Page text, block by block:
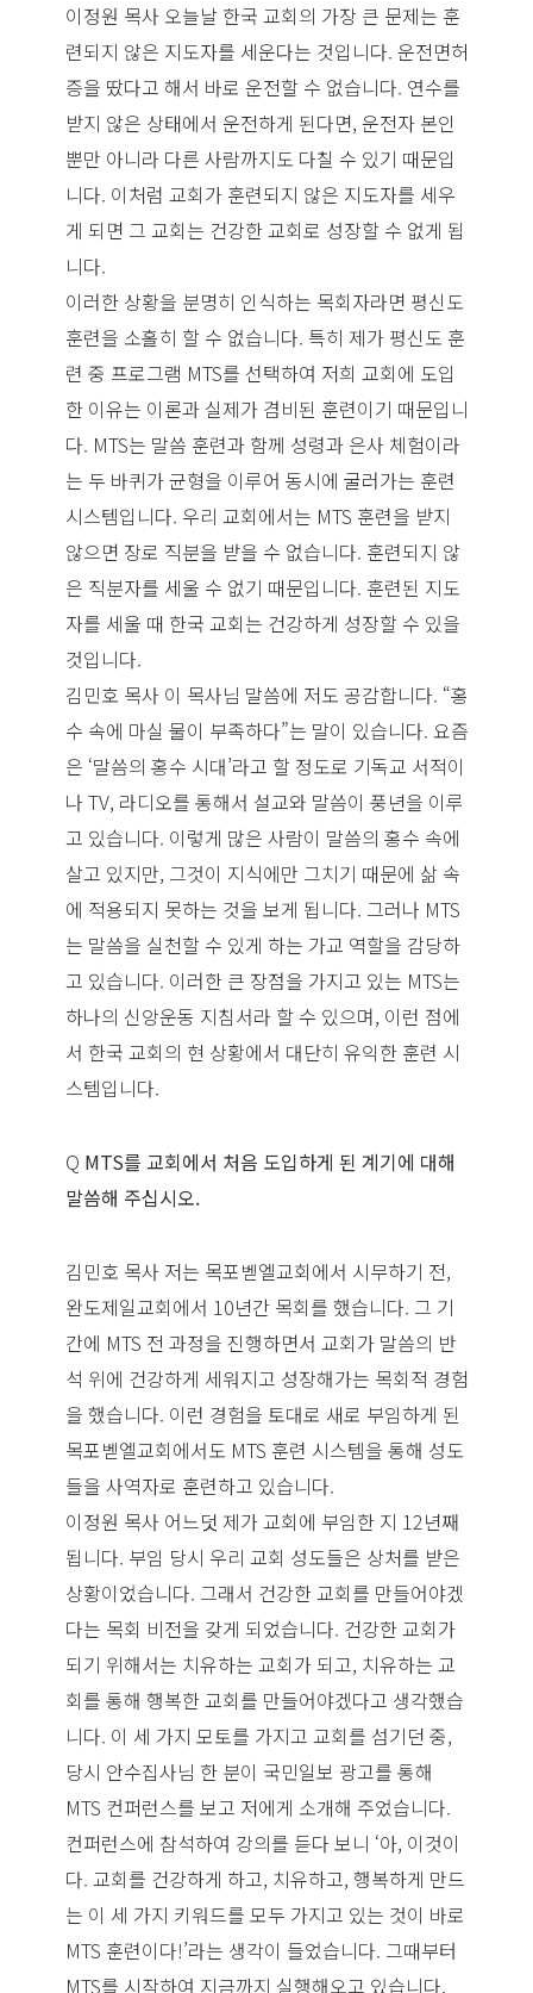
이정원 목사 오늘날 한국 교회의 가장 큰 문제는 훈
련되지 않은 지도자를 세운다는 것입니다. 운전면허
증을 땄다고 해서 바로 운전할 수 없습니다. 연수를
받지 않은 상태에서 운전하게 된다면, 운전자 본인
뿐만 아니라 다른 사람까지도 다칠 수 있기 때문입
니다. 이처럼 교회가 훈련되지 않은 지도자를 세우
게 되면 그 교회는 건강한 교회로 성장할 수 없게 됩
니다.
이러한 상황을 분명히 인식하는 목회자라면 평신도
훈련을 소홀히 할 수 없습니다. 특히 제가 평신도 훈
련 중 프로그램 MTS를 선택하여 저희 교회에 도입
한 이유는 이론과 실제가 겸비된 훈련이기 때문입니
다. MTS는 말씀 훈련과 함께 성령과 은사 체험이라
는 두 바퀴가 균형을 이루어 동시에 굴러가는 훈련
시스템입니다. 우리 교회에서는 MTS 훈련을 받지
않으면 장로 직분을 받을 수 없습니다. 훈련되지 않
은 직분자를 세울 수 없기 때문입니다. 훈련된 지도
자를 세울 때 한국 교회는 건강하게 성장할 수 있을
것입니다.
김민호 목사 이 목사님 말씀에 저도 공감합니다. “홍
수 속에 마실 물이 부족하다”는 말이 있습니다. 요즘
은 ‘말씀의 홍수 시대’라고 할 정도로 기독교 서적이
나 TV, 라디오를 통해서 설교와 말씀이 풍년을 이루
고 있습니다. 이렇게 많은 사람이 말씀의 홍수 속에
살고 있지만, 그것이 지식에만 그치기 때문에 삶 속
에 적용되지 못하는 것을 보게 됩니다. 그러나 MTS
는 말씀을 실천할 수 있게 하는 가교 역할을 감당하
고 있습니다. 이러한 큰 장점을 가지고 있는 MTS는
하나의 신앙운동 지침서라 할 수 있으며, 이런 점에
서 한국 교회의 현 상황에서 대단히 유익한 훈련 시
스템입니다.
Q MTS를 교회에서 처음 도입하게 된 계기에 대해
말씀해 주십시오.
김민호 목사 저는 목포벧엘교회에서 시무하기 전,
완도제일교회에서 10년간 목회를 했습니다. 그 기
간에 MTS 전 과정을 진행하면서 교회가 말씀의 반
석 위에 건강하게 세워지고 성장해가는 목회적 경험
을 했습니다. 이런 경험을 토대로 새로 부임하게 된
목포벧엘교회에서도 MTS 훈련 시스템을 통해 성도
들을 사역자로 훈련하고 있습니다.
이정원 목사 어느덧 제가 교회에 부임한 지 12년째
됩니다. 부임 당시 우리 교회 성도들은 상처를 받은
상황이었습니다. 그래서 건강한 교회를 만들어야겠
다는 목회 비전을 갖게 되었습니다. 건강한 교회가
되기 위해서는 치유하는 교회가 되고, 치유하는 교
회를 통해 행복한 교회를 만들어야겠다고 생각했습
니다. 이 세 가지 모토를 가지고 교회를 섬기던 중,
당시 안수집사님 한 분이 국민일보 광고를 통해
MTS 컨퍼런스를 보고 저에게 소개해 주었습니다.
컨퍼런스에 참석하여 강의를 듣다 보니 ‘아, 이것이
다. 교회를 건강하게 하고, 치유하고, 행복하게 만드
는 이 세 가지 키워드를 모두 가지고 있는 것이 바로
MTS 훈련이다!’라는 생각이 들었습니다. 그때부터
MTS를 시작하여 지금까지 실행해오고 있습니다.